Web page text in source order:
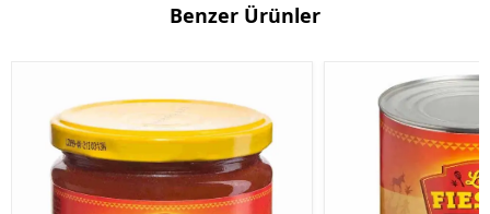
Benzer Ürünler